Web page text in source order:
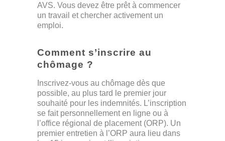
AVS. Vous devez être prêt à commencer
un travail et chercher activement un
emploi.
Comment s’inscrire au
chômage ?
Inscrivez-vous au chômage dès que
possible, au plus tard le premier jour
souhaité pour les indemnités. L’inscription
se fait personnellement en ligne ou à
l’office régional de placement (ORP). Un
premier entretien à l’ORP aura lieu dans